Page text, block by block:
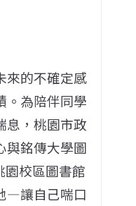
來的不確定感
。為陪伴同學
息，桃園市政
與銘傳大學圖
園校區圖書館
—讓自己喘口